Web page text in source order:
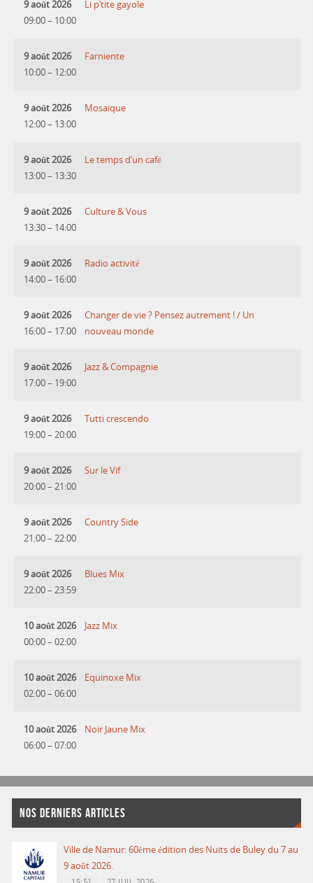
9 août 2026
09:00– 10:00
Li p’tite gayole
9 août 2026
10:00– 12:00
Farniente
9 août 2026
12:00– 13:00
Mosaique
9 août 2026
13:00– 13:30
Le temps d’un café
9 août 2026
13:30– 14:00
Culture & Vous
9 août 2026
14:00– 16:00
Radio activité
9 août 2026
16:00– 17:00
Changer de vie ? Pensez autrement ! / Un
nouveau monde
9 août 2026
17:00– 19:00
Jazz & Compagnie
9 août 2026
19:00– 20:00
Tutti crescendo
9 août 2026
20:00– 21:00
Sur le Vif
9 août 2026
21:00– 22:00
Country Side
9 août 2026
22:00– 23:59
Blues Mix
10 août 2026
00:00– 02:00
Jazz Mix
10 août 2026
02:00– 06:00
Equinoxe Mix
10 août 2026
06:00– 07:00
Noir Jaune Mix
NOS DERNIERS ARTICLES
Ville de Namur: 60ème édition des Nuits de Buley du 7 au
9 août 2026.